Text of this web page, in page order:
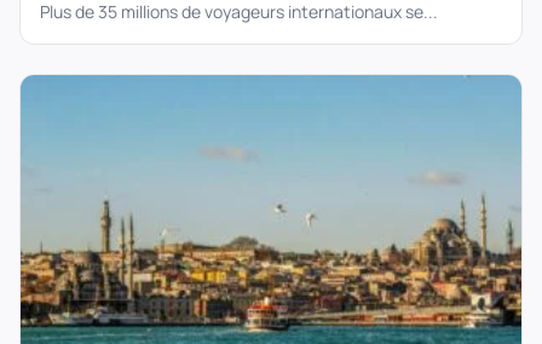
Plus de 35 millions de voyageurs internationaux se...